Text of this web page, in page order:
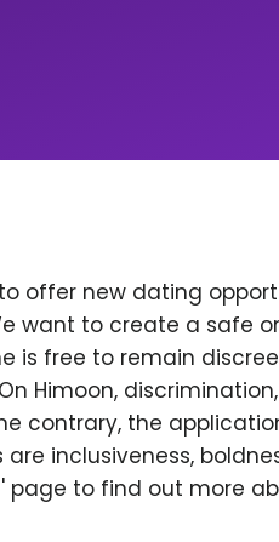
offer new dating
want to create a safe
is free to remain
Himoon,
contrary, the
are inclusiveness,
page to find out more